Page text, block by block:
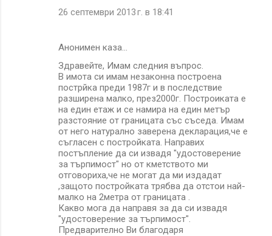
26 септември 2013 г. в 18:41
Анонимен каза…
Здравейте, Имам следния въпрос.
В имота си имам незаконна построена
пострйка преди 1987г и в последствие
разширена малко, през2000г. Построиката е
на един етаж и се намира на един метър
разстояние от границата със съседа. Имам
от него натурално заверена декларация,че е
съгласен с постройката. Направих
постъпление да си извадя "удостоверение
за търпимост" но от кметството ми
отговориха,че не могат да ми издадат
,защото постройката трябва да отстои най-
малко на 2метра от границата .
Какво мога да направя за да си извадя
"удостоверение за търпимост".
Предварително Ви благодаря